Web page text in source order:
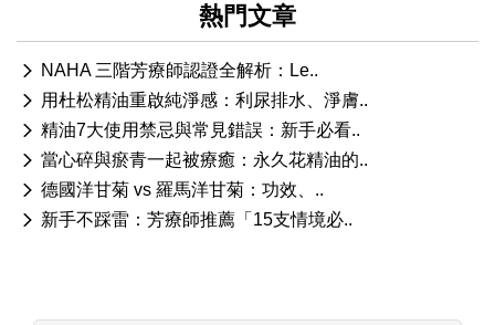
熱門文章
NAHA 三階芳療師認證全解析：Le..
用杜松精油重啟純淨感：利尿排水、淨膚..
精油7大使用禁忌與常見錯誤：新手必看..
當心碎與瘀青一起被療癒：永久花精油的..
德國洋甘菊 vs 羅馬洋甘菊：功效、..
新手不踩雷：芳療師推薦「15支情境必..